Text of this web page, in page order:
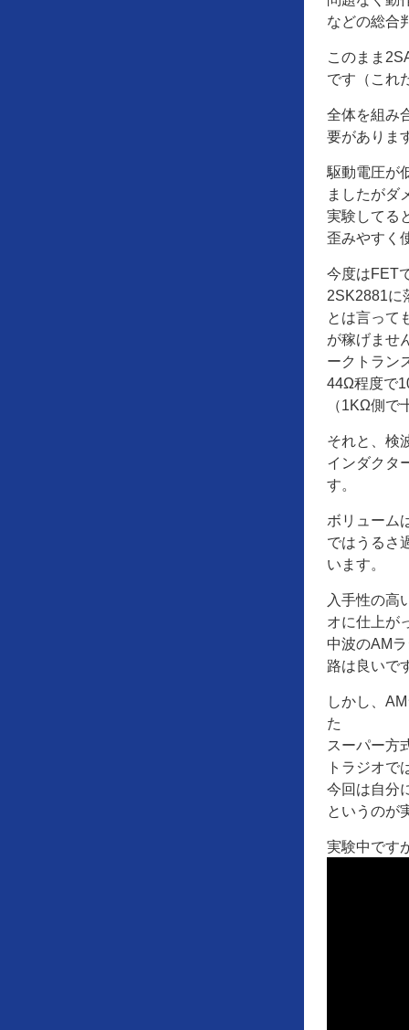
などの総合
このまま
です（これ
全体を組み
要がありま
駆動電圧が
ましたがダ
実験してる
歪みやすく
今度はFET
2SK2881に
とは言って
が稼げませ
ークトラン
44Ω程度で
（1KΩ側で
それと、検
インダクタ
す。
ボリューム
ではうるさ
います。
入手性の高
オに仕上が
中波のAM
路は良いで
しかし、
た
スーパー方
トラジオで
今回は自分
というのが
実験中です